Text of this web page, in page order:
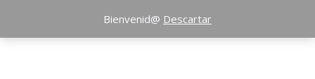
Bienvenid@ Descartar